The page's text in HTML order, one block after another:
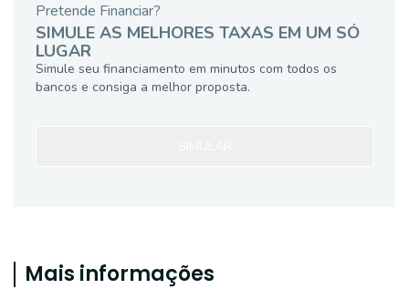
Pretende Financiar?
SIMULE AS MELHORES TAXAS EM UM SÓ
LUGAR
Simule seu financiamento em minutos com todos os
bancos e consiga a melhor proposta.
Mais informações